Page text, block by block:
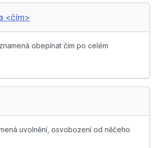
<čím>
obepínat čím po celém
uvolnění, osvobození od něčeho